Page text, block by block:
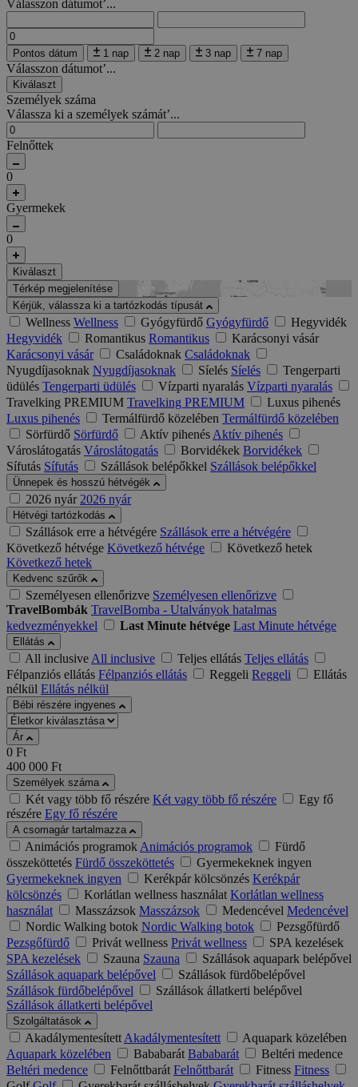
Válasszon dátumot’...
Pontos dátum 1 nap 2 nap 3 nap 7 nap
Válasszon dátumot’...
Kiválaszt
Személyek száma
Válassza ki a személyek számát’...
Felnőttek
0
Gyermekek
0
Kiválaszt
Térkép megjelenítése
Kérjük, válassza ki a tartózkodás típusát
Wellness Wellness Gyógyfürdő Gyógyfürdő
Hegyvidék
Hegyvidék
Romantikus Romantikus
Karácsonyi vásár
Karácsonyi vásár
Családoknak Családoknak
Nyugdíjasoknak Nyugdíjasoknak Síelés Síelés
Tengerparti
üdülés Tengerparti üdülés Vízparti nyaralás Vízparti nyaralás
Travelking PREMIUM Travelking PREMIUM
Luxus pihenés
Luxus pihenés
Termálfürdő közelében Termálfürdő közelében
Sörfürdő Sörfürdő Aktív pihenésAktív pihenés
Városlátogatás Városlátogatás Borvidékek Borvidékek
Sífutás Sífutás Szállások belépőkkel Szállások belépőkkel
Ünnepek és hosszú hétvégék
2026 nyár 2026 nyár
Hétvégi tartózkodás
Szállások erre a hétvégére Szállások erre a hétvégére
Következő hétvége Következő hétvége
Következő hetek
Következő hetek
Kedvenc szűrők
Személyesen ellenőrizve Személyesen ellenőrizve
TravelBombák TravelBomba - Utalványok hatalmas
kedvezményekkel
Last Minute hétvége Last Minute hétvége
Ellátás
All inclusiveAll inclusive Teljes ellátás Teljes ellátás
Félpanziós ellátás Félpanziós ellátás Reggeli Reggeli
Ellátás
nélkül Ellátás nélkül
Bébi részére ingyenes
Ár
0 Ft
400 000 Ft
Személyek száma
Két vagy több fő részére Két vagy több fő részére
Egy fő
részére Egy fő részére
A csomagár tartalmazza
Animációs programokAnimációs programok
Fürdő
összeköttetés Fürdő összeköttetés
Gyermekeknek ingyen
Gyermekeknek ingyen
Kerékpár kölcsönzés Kerékpár
kölcsönzés
Korlátlan wellness használat Korlátlan wellness
használat
Masszázsok Masszázsok Medencével Medencével
Nordic Walking botok Nordic Walking botok
Pezsgőfürdő
Pezsgőfürdő
Privát wellness Privát wellness
SPA kezelések
SPA kezelések
Szauna Szauna
Szállások aquapark belépővel
Szállások aquapark belépővel
Szállások fürdőbelépővel
Szállások fürdőbelépővel
Szállások állatkerti belépővel
Szállások állatkerti belépővel
Szolgáltatások
AkadálymentesítettAkadálymentesített
Aquapark közelében
Aquapark közelében
Bababarát Bababarát
Beltéri medence
Beltéri medence
Felnőttbarát Felnőttbarát Fitness Fitness